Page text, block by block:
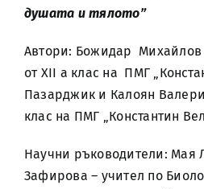
душата и тялото”
Автори: Божидар Михайлов
от XII a клас на ПМГ
Пазарджик и Калоян
клас на ПМГ „Константин
Научни ръководители: Мая
Зафирова – учител по